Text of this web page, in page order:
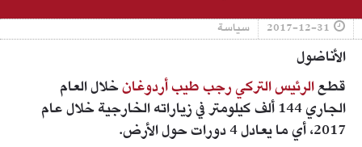
2017-12-31 سياسة
الأناضول
قطعالرئيس التركي رجب طيب أردوغانخلال العام
الجاري 144 ألف كيلومتر في زياراته الخارجية خلال عام
2017، أي ما يعادل 4 دورات حول الأرض.